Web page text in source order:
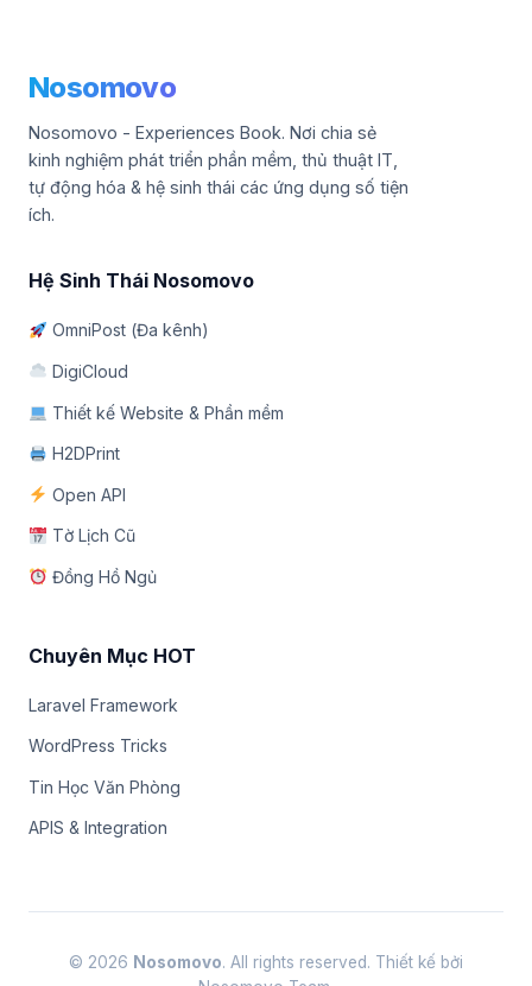
Nosomovo
Nosomovo - Experiences Book. Nơi chia sẻ
kinh nghiệm phát triển phần mềm, thủ thuật IT,
tự động hóa & hệ sinh thái các ứng dụng số tiện
ích.
Hệ Sinh Thái Nosomovo
OmniPost (Đa kênh)
DigiCloud
Thiết kế Website & Phần mềm
H2DPrint
Open API
Tờ Lịch Cũ
Đồng Hồ Ngủ
Chuyên Mục HOT
Laravel Framework
WordPress Tricks
Tin Học Văn Phòng
APIS & Integration
© 2026 Nosomovo. All rights reserved. Thiết kế bởi